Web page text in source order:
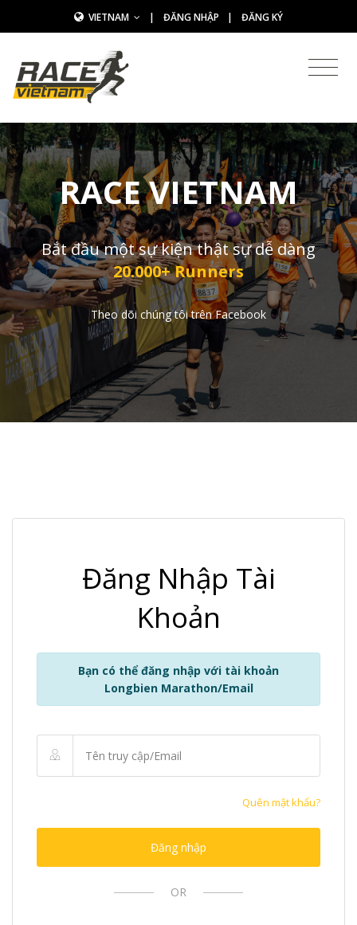
VIETNAM | ĐĂNG NHẬP | ĐĂNG KÝ
RACE VIETNAM
Bắt đầu một sự kiện thật sự dễ dàng
20.000+ Runners
Theo dõi chúng tôi trên Facebook
Đăng Nhập Tài
Khoản
Bạn có thể đăng nhập với tài khoản
Longbien Marathon/Email
Quên mật khẩu?
Đăng nhập
OR